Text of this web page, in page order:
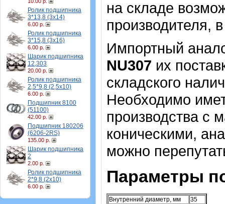
Ролик подшипника
3*13,8 (3х14)
6.00 р.
Ролик подшипника
3*15,8 (3х16)
6.00 р.
Шарик подшипника
12,303
20.00 р.
Ролик подшипника
2,5*9,8 (2,5х10)
6.00 р.
Подшипник 8100
(51100)
42.00 р.
Подшипник 180206
(6206-2RS)
135.00 р.
Шарик подшипника
2
2.00 р.
Ролик подшипника
2*9,8 (2х10)
6.00 р.
на складе
производителя,
Импортный
NU307 их
складского
Необходимо
производства с
коническими,
можно
Параметры
Внутренний диаметр, мм
35